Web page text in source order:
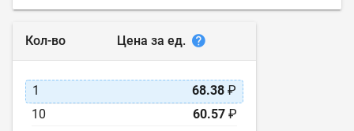
Кол-во Цена за ед.
1 68.38 ₽
10
60.57 ₽